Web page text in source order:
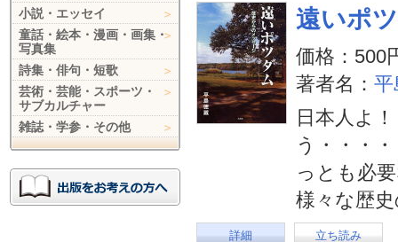
遠いポ
価格：500
著者名： 平
日本人よ
う・・・
っとも必
様々な歴
詳細 立ち読み
小説・エッセイ
童話・絵本・漫画・画集・
写真集
詩集・俳句・短歌
芸術・芸能・スポーツ・
サブカルチャー
雑誌・学参・その他